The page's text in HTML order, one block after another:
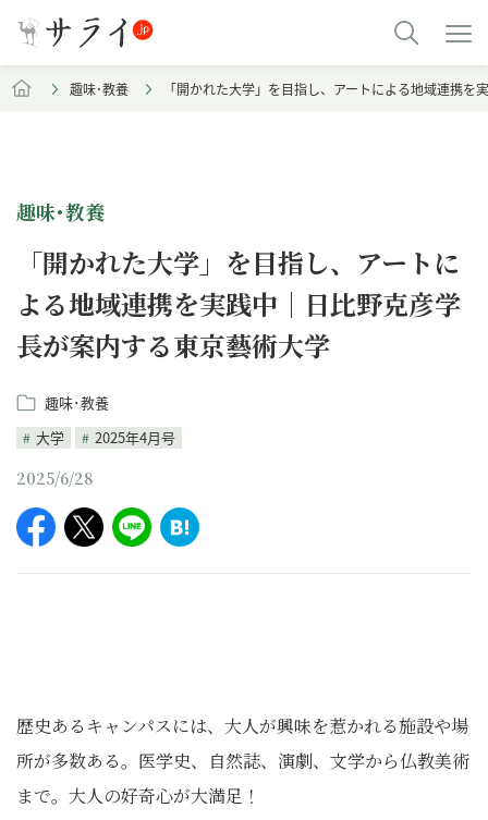
趣味･教養 「開かれた大学」を目指し、アートによる地域連携
趣味･教養
「開かれた大学」を目指し、アートに
よる地域連携を実践中｜日比野克彦学
長が案内する東京藝術大学
趣味･教養
大学
2025年4月号
2025/6/28
歴史あるキャンパスには、大人が興味を惹かれる施設や場
所が多数ある。医学史、自然誌、演劇、文学から仏教美術
まで。大人の好奇心が大満足！